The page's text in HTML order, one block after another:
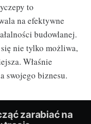
to
na efektywne
budowlanej.
nie tylko możliwa,
Właśnie
swojego biznesu.
zarabiać na